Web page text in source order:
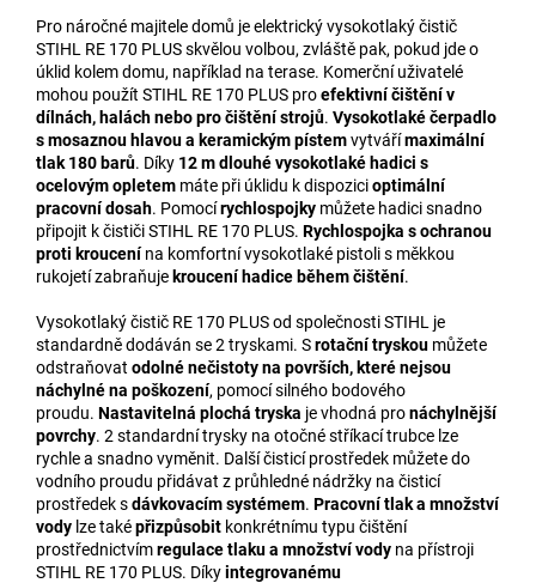
Pro náročné majitele domů je elektrický vysokotlaký čistič
STIHL RE 170 PLUS skvělou volbou, zvláště pak, pokud jde o
úklid kolem domu, například na terase. Komerční uživatelé
mohou použít STIHL RE 170 PLUS proefektivní čištění v
dílnách, halách nebo pro čištění strojů. Vysokotlaké čerpadlo
s mosaznou hlavou a keramickým pístemvytvářímaximální
tlak 180 barů. Díky 12 m dlouhé vysokotlaké hadici s
ocelovým opletem máte při úklidu k dispozicioptimální
pracovní dosah. Pomocírychlospojky můžete hadici snadno
připojit k čističi STIHL RE 170 PLUS. Rychlospojka s ochranou
proti kroucení na komfortní vysokotlaké pistoli s měkkou
rukojetí zabraňujekroucení hadice během čištění.
Vysokotlaký čistič RE 170 PLUS od společnosti STIHL je
standardně dodáván se 2 tryskami. Srotační tryskou můžete
odstraňovat odolné nečistoty na površích, které nejsou
náchylné na poškození, pomocí silného bodového
proudu. Nastavitelná plochá tryska je vhodná pronáchylnější
povrchy. 2 standardní trysky na otočné stříkací trubce lze
rychle a snadno vyměnit. Další čisticí prostředek můžete do
vodního proudu přidávat z průhledné nádržky na čisticí
prostředek sdávkovacím systémem. Pracovní tlak a množství
vody lze taképřizpůsobit konkrétnímu typu čištění
prostřednictvímregulace tlaku a množství vody na přístroji
STIHL RE 170 PLUS. Díkyintegrovanému